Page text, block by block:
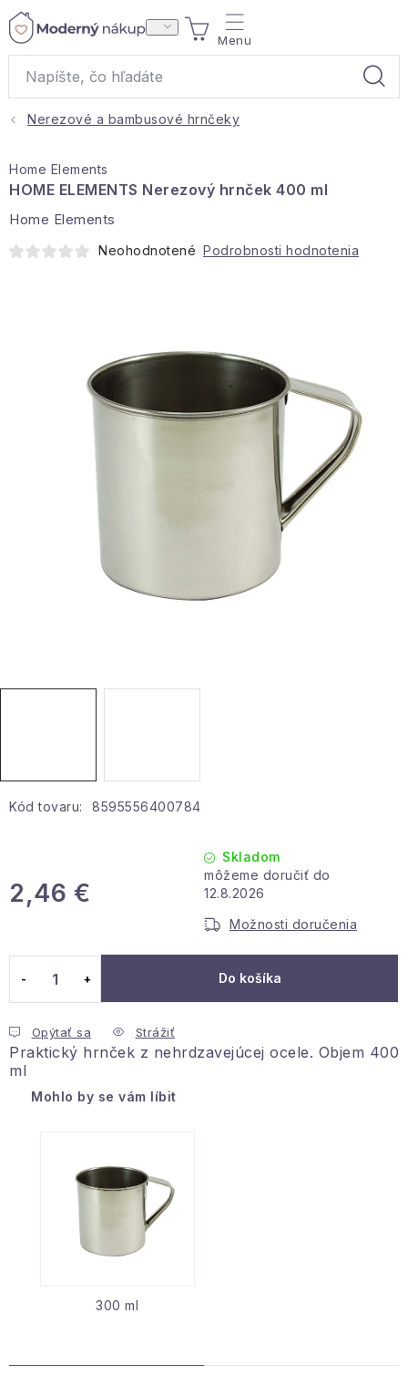
Prejsť
obsah
NÁKUPNÝ
KOŠÍK
Darčeky
Bytové vône
Domácnosť
Hobby a záhrada
Šport a outdoor
Veľkoobchodná spolupráca
Obchodné podmienky
Info o nákupe
Kontakty O nás
Nerezové a bambusové hrnčeky
Kód tovaru: 8595556400784
2,46 €
Skladom
12.8.2026
Možnosti doručenia
Do košíka
Opýtať sa Strážiť
Praktický hrnček z nehrdzavejúcej ocele. Objem 400
ml
Mohlo by se vám líbit
300 ml
Home Elements
HOME ELEMENTS Nerezový hrnček 400 ml
Home Elements
Neohodnotené Podrobnosti hodnotenia